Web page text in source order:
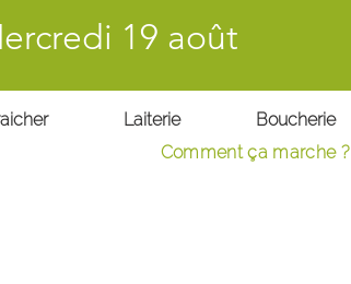
19 août
Laiterie Boucherie
Comment ça marche ?